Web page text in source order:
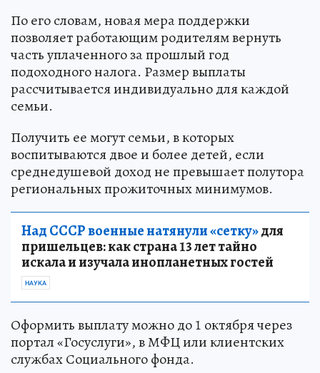
По его словам, новая мера поддержки
позволяет работающим родителям вернуть
часть уплаченного за прошлый год
подоходного налога. Размер выплаты
рассчитывается индивидуально для каждой
семьи.
Получить ее могут семьи, в которых
воспитываются двое и более детей, если
среднедушевой доход не превышает полутора
региональных прожиточных минимумов.
Над СССР военные натянули «сетку»для
пришельцев: как страна 13 лет тайно
искала и изучала инопланетных гостей
НАУКА
Оформить выплату можно до 1 октября через
портал «Госуслуги», в МФЦ или клиентских
службах Социального фонда.